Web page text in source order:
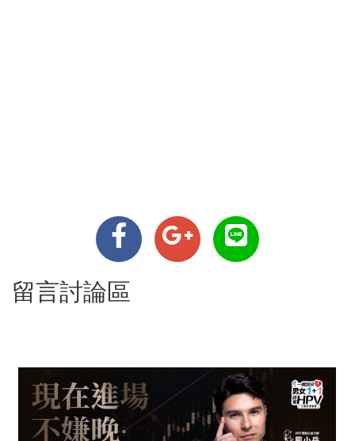
留言討論區